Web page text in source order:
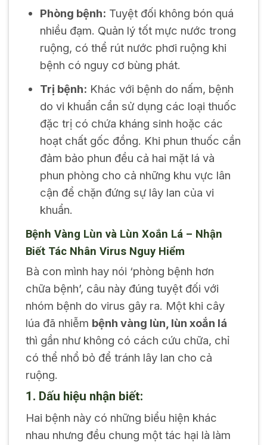
Phòng bệnh: Tuyệt đối không bón quá
nhiều đạm. Quản lý tốt mực nước trong
ruộng, có thể rút nước phơi ruộng khi
bệnh có nguy cơ bùng phát.
Trị bệnh: Khác với bệnh do nấm, bệnh
do vi khuẩn cần sử dụng các loại thuốc
đặc trị có chứa kháng sinh hoặc các
hoạt chất gốc đồng. Khi phun thuốc cần
đảm bảo phun đều cả hai mặt lá và
phun phòng cho cả những khu vực lân
cận để chặn đứng sự lây lan của vi
khuẩn.
Bệnh Vàng Lùn và Lùn Xoắn Lá – Nhận
Biết Tác Nhân Virus Nguy Hiểm
Bà con mình hay nói ‘phòng bệnh hơn
chữa bệnh’, câu này đúng tuyệt đối với
nhóm bệnh do virus gây ra. Một khi cây
lúa đã nhiễm bệnh vàng lùn, lùn xoắn lá
thì gần như không có cách cứu chữa, chỉ
có thể nhổ bỏ để tránh lây lan cho cả
ruộng.
1. Dấu hiệu nhận biết:
Hai bệnh này có những biểu hiện khác
nhau nhưng đều chung một tác hại là làm